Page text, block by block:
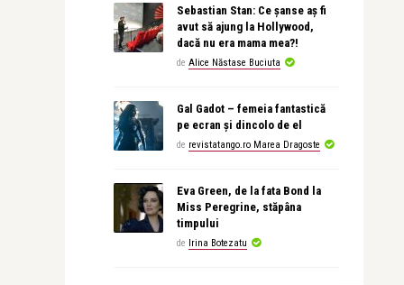
Sebastian Stan: Ce șanse aș fi
avut să ajung la Hollywood,
dacă nu era mama mea?!
de Alice Năstase Buciuta
Gal Gadot – femeia fantastică
pe ecran și dincolo de el
de revistatango.ro Marea Dragoste
Eva Green, de la fata Bond la
Miss Peregrine, stăpâna
timpului
de Irina Botezatu